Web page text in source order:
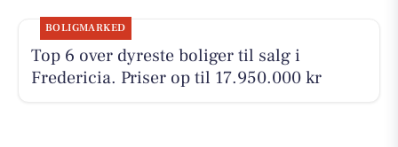
BOLIGMARKED
Top 6 over dyreste boliger til salg i
Fredericia. Priser op til 17.950.000 kr